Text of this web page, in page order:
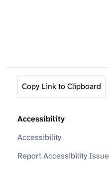
Copy Link to Clipboard
Accessibility
Accessibility
Report Accessibility Issue